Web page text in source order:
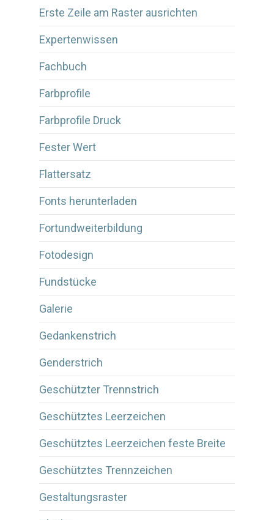
Erste Zeile am Raster ausrichten
Expertenwissen
Fachbuch
Farbprofile
Farbprofile Druck
Fester Wert
Flattersatz
Fonts herunterladen
Fortundweiterbildung
Fotodesign
Fundstücke
Galerie
Gedankenstrich
Genderstrich
Geschützter Trennstrich
Geschütztes Leerzeichen
Geschütztes Leerzeichen feste Breite
Geschütztes Trennzeichen
Gestaltungsraster